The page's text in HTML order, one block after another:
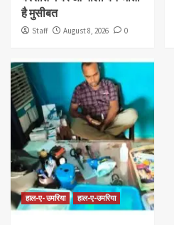
है मुसीबत
Staff August 8, 2026 0
हाल-ए- उमरिया हाल-ए-उमरिया